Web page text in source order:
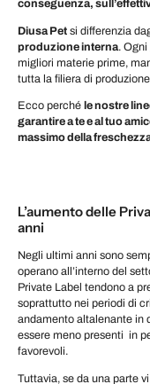
conseguenza,
Diusa Pet si differenzia
produzione interna.
migliori materie prime,
tutta la filiera di
Ecco perché le nostre
garantire a te e al tuo
massimo della
L’aumento delle
anni
Negli ultimi anni sono
operano all’interno del
Private Label tendono a
soprattutto nei periodi di
andamento altalenante in
essere meno presenti in
favorevoli.
Tuttavia, se da una parte